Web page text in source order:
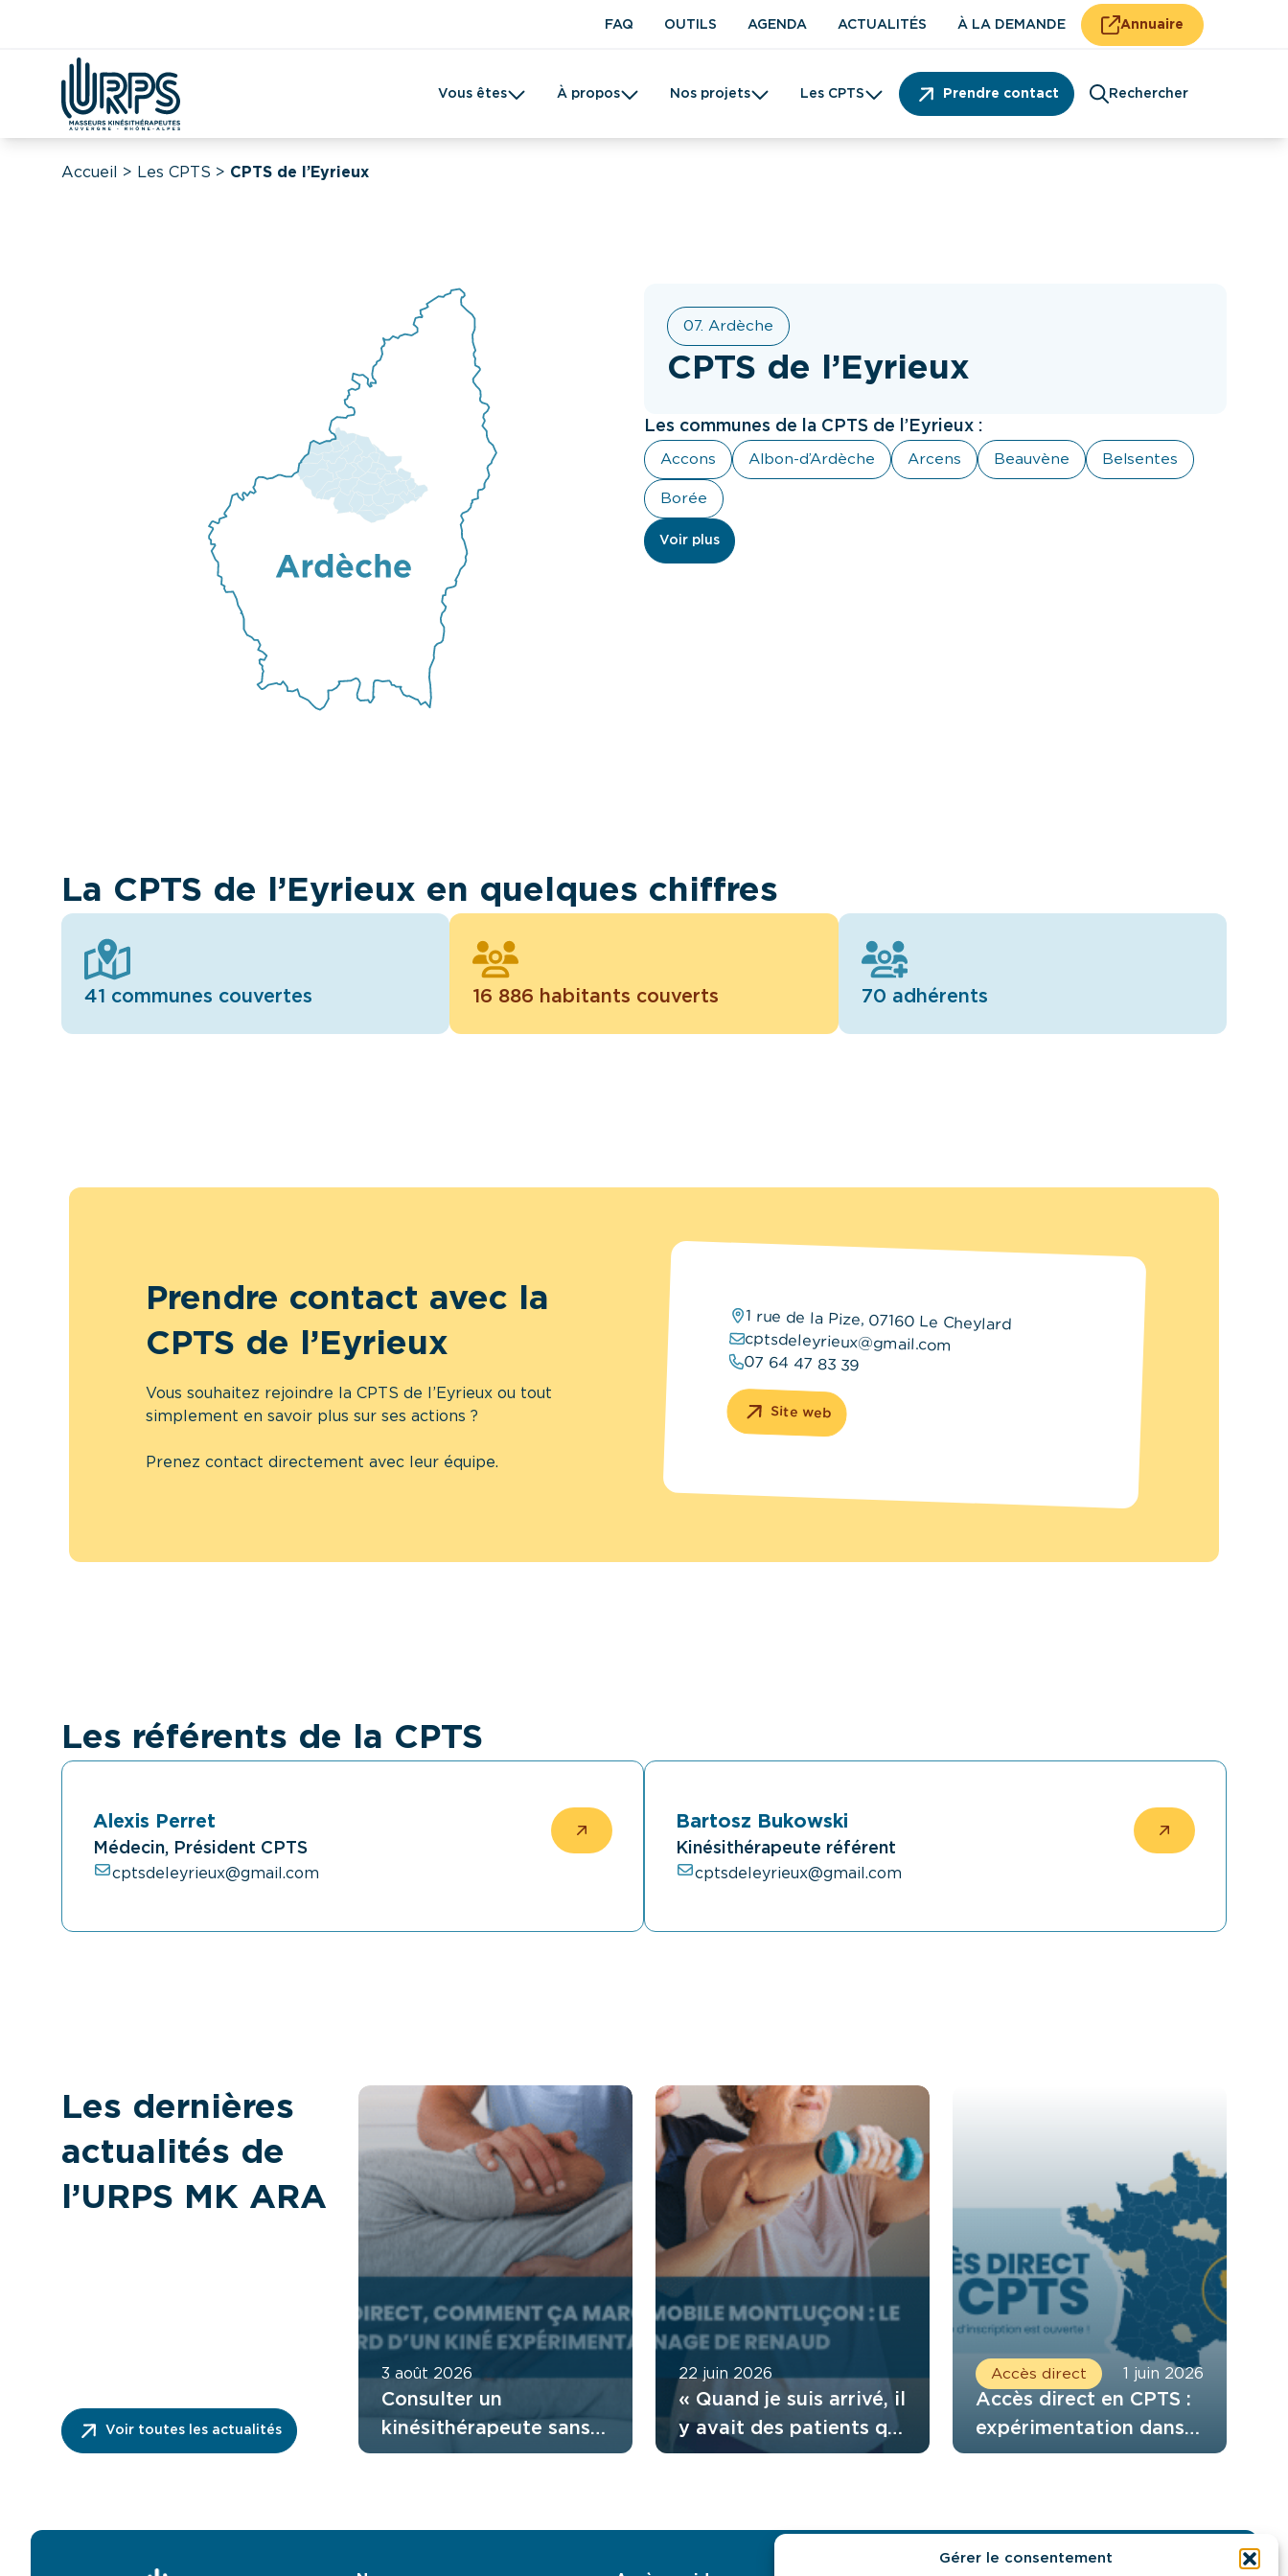
Gérer le consentement
FAQ OUTILS AGENDA ACTUALITÉS À LA DEMANDE Annuaire
Vous êtes À propos Nos projets Les CPTS Prendre contact Rechercher
Covid DAC CPTS Démographie
Accueil > Les CPTS > CPTS de l’Eyrieux
07. Ardèche
CPTS de l’Eyrieux
Les communes de la CPTS de l’Eyrieux :
Accons Albon-d’Ardèche Arcens Beauvène Belsentes
Borée
Voir plus
La CPTS de l’Eyrieux en quelques chiffres
41 communes couvertes 16 886 habitants couverts 70 adhérents
Prendre contact avec la
CPTS de l’Eyrieux
Vous souhaitez rejoindre la CPTS de l’Eyrieux ou tout
simplement en savoir plus sur ses actions ?
Prenez contact directement avec leur équipe.
1 rue de la Pize, 07160 Le Cheylard
cptsdeleyrieux@gmail.com
07 64 47 83 39
Site web
Les référents de la CPTS
Alexis Perret
Médecin, Président CPTS
cptsdeleyrieux@gmail.com
Bartosz Bukowski
Kinésithérapeute référent
cptsdeleyrieux@gmail.com
Les dernières
actualités de
l’URPS MK ARA
Voir toutes les actualités
3 août 2026
Consulter un
kinésithérapeute sans
ordonnance : comment
22 juin 2026
« Quand je suis arrivé, il
y avait des patients qui
attendaient depuis six
expérience en Équipe
Mobile
Accès direct 1 juin 2026
Accès direct en CPTS :
expérimentation dans
le Rhône et l’Isère